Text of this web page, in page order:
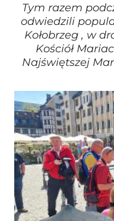
Tym razem
odwiedzili
Kołobrzeg , w
Kościół
Najświętszej